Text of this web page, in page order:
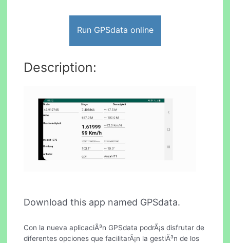
Run GPSdata online
Description:
Download this app named GPSdata.
Con la nueva aplicaciÃ³n GPSdata podrÃ¡s disfrutar de
diferentes opciones que facilitarÃ¡n la gestiÃ³n de los